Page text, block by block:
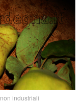
industriali